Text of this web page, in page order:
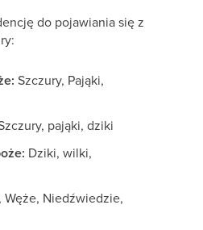
do pojawiania się z
Szczury, Pająki,
pająki, dziki
Dziki, wilki,
Węże, Niedźwiedzie,